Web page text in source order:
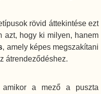
rövid áttekintése ezt
azt, hogy ki milyen, hanem
, amely képes megszakítani
átrendeződéshez.
a mező a puszta